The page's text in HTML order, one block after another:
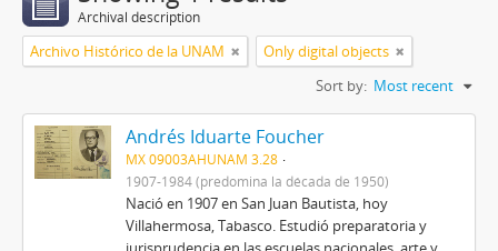
Archival description
Archivo Histórico de la UNAM
Only digital objects
Sort by: Most recent
Andrés Iduarte Foucher
MX 09003AHUNAM 3.28
1907-1984 (predomina la década de 1950)
Nació en 1907 en San Juan Bautista, hoy
Villahermosa, Tabasco. Estudió preparatoria y